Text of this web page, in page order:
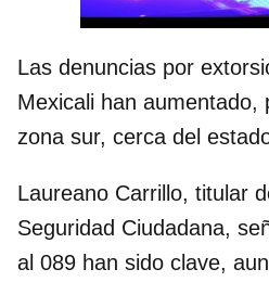
Las denuncias por
Mexicali han aumentado,
zona sur, cerca del
Laureano Carrillo, titular
Seguridad Ciudadana,
al 089 han sido clave,